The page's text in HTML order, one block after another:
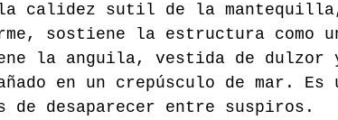
la calidez sutil de la
sostiene la estructura como
la anguila, vestida de dulzor
en un crepúsculo de mar. Es
de desaparecer entre suspiros.